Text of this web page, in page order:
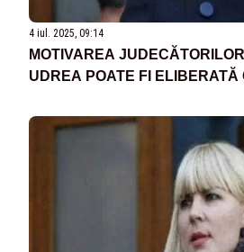
4 iul. 2025, 09:14
MOTIVAREA
UDREA POATE FI ELIBERATĂ